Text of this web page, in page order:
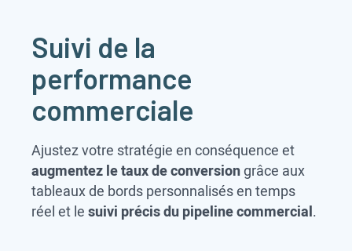
Suivi de la
performance
commerciale
Ajustez votre stratégie en conséquence et
augmentez le taux de conversiongrâce aux
tableaux de bords personnalisés en temps
réel et lesuivi précis du pipeline commercial.